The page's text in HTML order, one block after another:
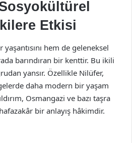
Etkisi
hem de geleneksel
barındıran bir kenttir. Bu ikili
yansır. Özellikle Nilüfer,
daha modern bir yaşam
Osmangazi ve bazı taşra
bir anlayış hâkimdir.